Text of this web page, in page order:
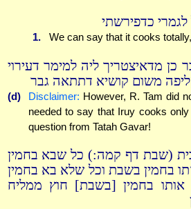
כדפירשתי
1. We can say that it cooks
כן מדאיצטריך ליה למימר דעירוי
משום קושיא דתתאה גבר
(d) Disclaimer: However, R. Tam did
needed to say that Iruy cooks
question from Tatah Gavar!
(שבת דף קמה:) כל שבא בחמין
בחמין בשבת וכל שלא בא בחמין
אותו בחמין [בשבת] חוץ ממליח